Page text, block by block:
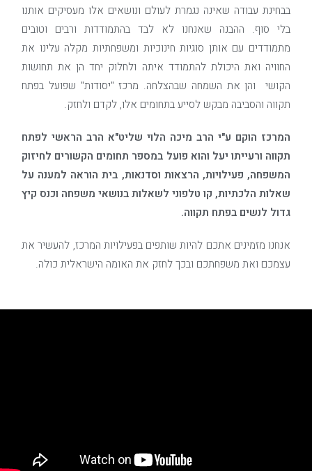
בבחינת עבודה שאינה נגמרת לעולם ונושאים אלו מעסיקים אותנו
בלי סוף. ההבנה שאנחנו לא לבד בהתמודדות ורבים וטובים
מתמודדים עם אותן סוגיות חינוכיות ומשפחתיות מקלה עלינו את
החוויה ואת היכולת להתמודד איתה ולחלוק יחד הן את תחושות
הקושי והן את השמחה שבהצלחה. מרכז "יסודות" שפועל בפתח
תקווה והסביבה מבקש לסייע בתחומים אלו, לקדם ולחזק.
המרכז הוקם ע"י הרב מיכה הלוי שליט"א הרב הראשי לפתח
תקווה ורעייתו יעל והוא פועל במספר תחומים הקשורים לחיזוק
המשפחה, פעילויות, הרצאות וסדנאות, בית הוראה למענה על
שאלות הלכתיות, קו טלפוני לשאלות בנושאי משפחה וכנס קיץ
גדול לנשים בפתח תקווה.
אנחנו מזמינים אתכם להיות שותפים בפעילויות המרכז, להעשיר את
עצמכם ואת משפחתכם ובכך לחזק את האומה הישראלית כולה.